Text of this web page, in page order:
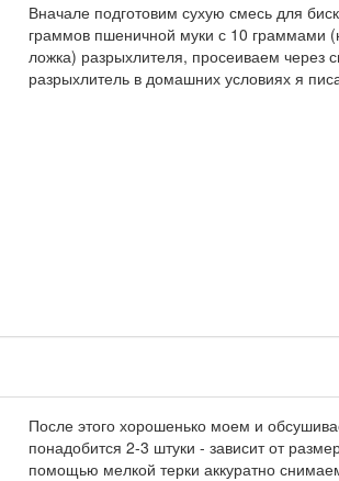
Вначале подготовим сухую смесь для
граммов пшеничной муки с 10 граммами
ложка) разрыхлителя, просеиваем через
разрыхлитель в домашних условиях я
После этого хорошенько моем и
понадобится 2-3 штуки - зависит от
помощью мелкой терки аккуратно